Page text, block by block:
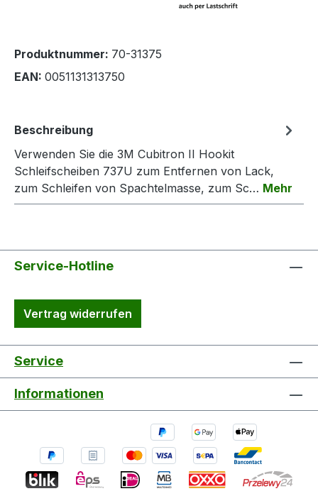
Produktnummer: 70-31375
EAN: 0051131313750
Beschreibung
Verwenden Sie die 3M Cubitron II Hookit
Schleifscheiben 737U zum Entfernen von Lack,
zum Schleifen von Spachtelmasse, zum Sc… Mehr
Service-Hotline
Vertrag widerrufen
Service
Informationen